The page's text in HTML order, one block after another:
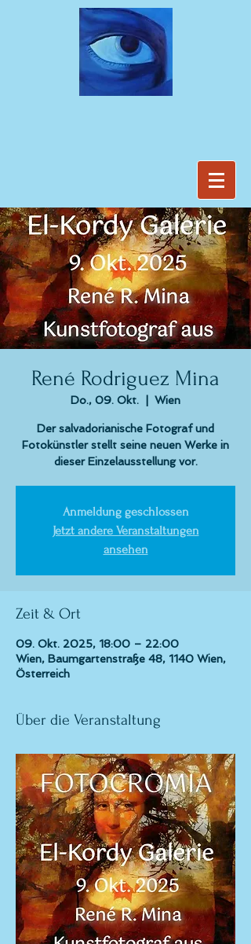
René Rodriguez Mina
Do., 09. Okt. Wien
Der salvadorianische Fotograf und
Fotokünstler stellt seine neuen Werke in
dieser Einzelausstellung vor.
Anmeldung geschlossen
Jetzt andere Veranstaltungen
ansehen
Zeit & Ort
09. Okt. 2025, 18:00 – 22:00
Wien, Baumgartenstraße 48, 1140 Wien,
Österreich
Über die Veranstaltung